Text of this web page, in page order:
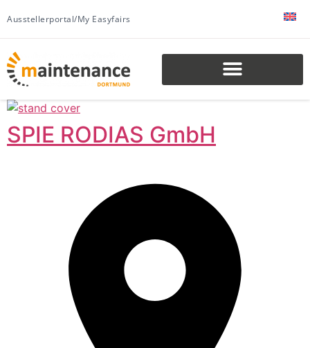
Ausstellerportal/My Easyfairs
SPIE RODIAS GmbH